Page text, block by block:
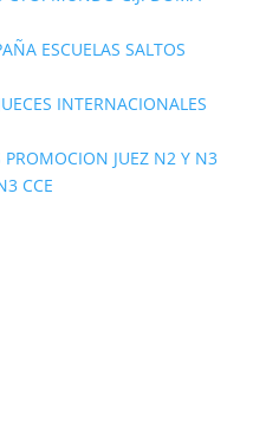
ESCUELAS SALTOS
INTERNACIONALES
PROMOCION JUEZ N2 Y N3
CCE